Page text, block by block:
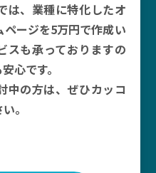
は、業種に特化したオ
ージを5万円で作成い
スも承っておりますの
心です。
中の方は、ぜひカッコ
。